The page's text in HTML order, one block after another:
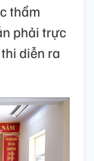
thẩm
phải trực
diễn ra